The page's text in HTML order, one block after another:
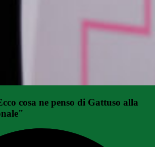
cosa ne penso di Gattuso alla